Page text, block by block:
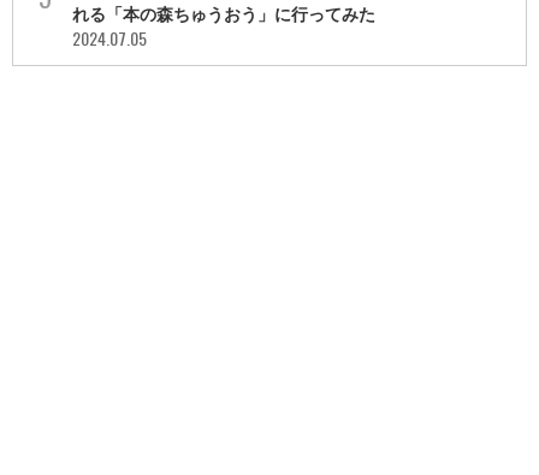
れる「本の森ちゅうおう」に行ってみた
2024.07.05